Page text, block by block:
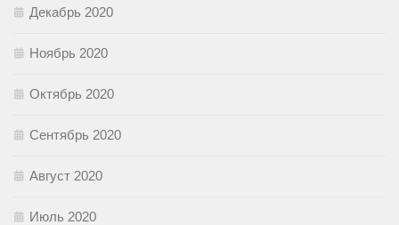
Декабрь 2020
Ноябрь 2020
Октябрь 2020
Сентябрь 2020
Август 2020
Июль 2020